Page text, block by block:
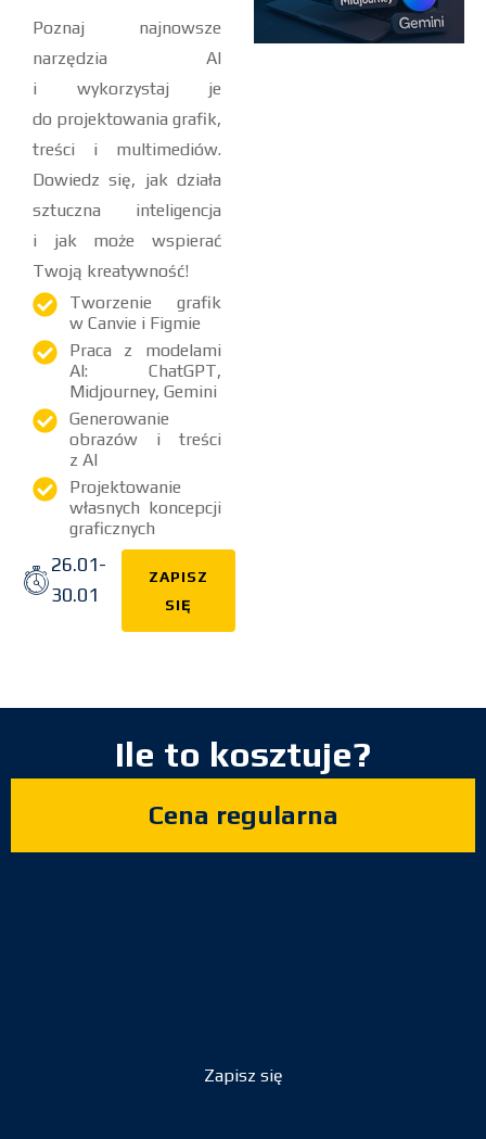
Poznaj najnowsze
narzędzia AI
i wykorzystaj je
do projektowania grafik,
treści i multimediów.
Dowiedz się, jak działa
sztuczna inteligencja
i jak może wspierać
Twoją kreatywność!
Tworzenie grafik
w Canvie i Figmie
Praca z modelami
AI: ChatGPT,
Midjourney, Gemini
Generowanie
obrazów i treści
z AI
Projektowanie
własnych koncepcji
graficznych
26.01-
30.01
ZAPISZ
SIĘ
Ile to kosztuje?
Cena regularna
Zapisz się